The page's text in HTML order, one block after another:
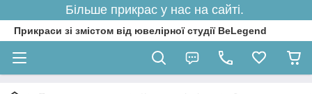
Більше прикрас у нас на сайті.
Прикраси зі змістом від ювелірної студії BeLegend